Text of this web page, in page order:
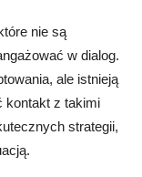
nie są
w dialog.
ale istnieją
kontakt z takimi
strategii,